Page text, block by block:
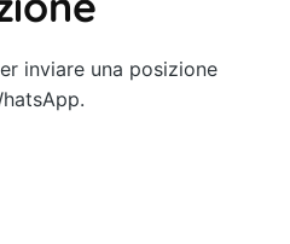
inviare una posizione